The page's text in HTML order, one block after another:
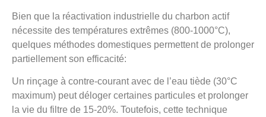
Bien que la réactivation industrielle du charbon actif
nécessite des températures extrêmes (800-1000°C),
quelques méthodes domestiques permettent de prolonger
partiellement son efficacité:
Un rinçage à contre-courant avec de l’eau tiède (30°C
maximum) peut déloger certaines particules et prolonger
la vie du filtre de 15-20%. Toutefois, cette technique